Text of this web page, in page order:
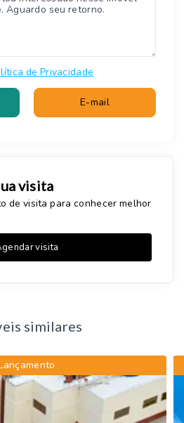
de Privacidade
E-mail
visita
de visita para conhecer melhor
visita
similares